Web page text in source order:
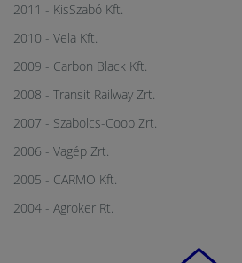
2011 - KisSzabó Kft.
2010 - Vela Kft.
2009 - Carbon Black Kft.
2008 - Transit Railway Zrt.
2007 - Szabolcs-Coop Zrt.
2006 - Vagép Zrt.
2005 - CARMO Kft.
2004 - Agroker Rt.